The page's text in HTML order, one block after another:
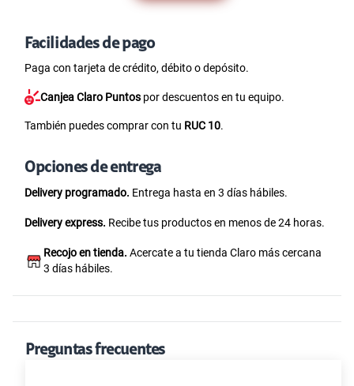
Facilidades de pago
Paga con tarjeta de crédito, débito o depósito.
Canjea Claro Puntos por descuentos en tu equipo.
También puedes comprar con tu RUC 10.
Opciones de entrega
Delivery programado. Entrega hasta en 3 días hábiles.
Delivery express. Recibe tus productos en menos de 24 horas.
Recojo en tienda. Acercate a tu tienda Claro más cercana
3 días hábiles.
Preguntas frecuentes